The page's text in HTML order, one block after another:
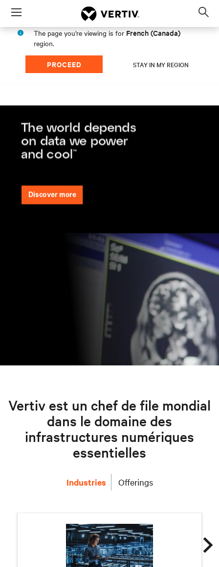
Menu
The page you're viewing is for French (Canada)
region.
PROCEED STAY IN MY REGION
Vertiv est un chef de file mondial
dans le domaine des
infrastructures numériques
essentielles
Industries Offerings